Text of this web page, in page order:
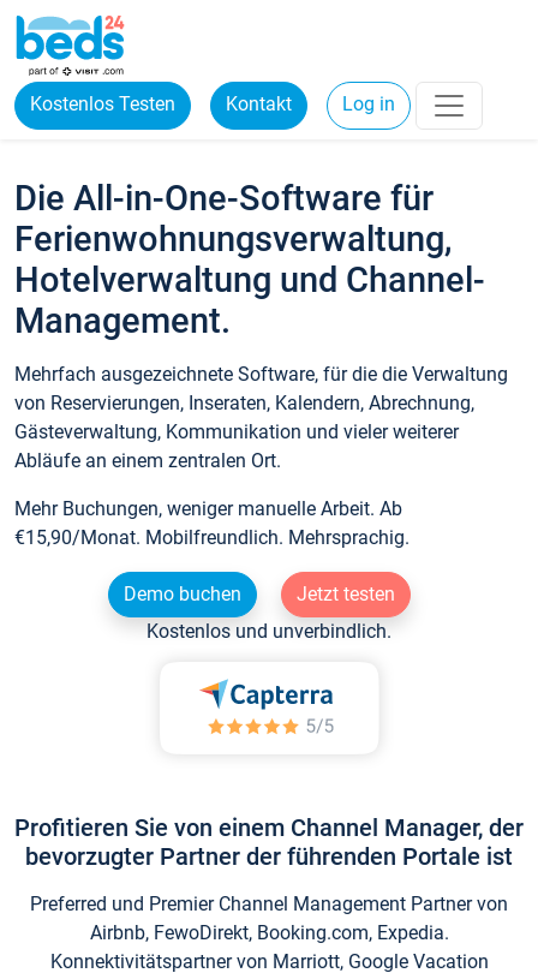
Kostenlos Testen Kontakt Log in
Die All-in-One-Software für
Ferienwohnungsverwaltung,
Hotelverwaltung und Channel-
Management.
Mehrfach ausgezeichnete Software, für die die Verwaltung
von Reservierungen, Inseraten, Kalendern, Abrechnung,
Gästeverwaltung, Kommunikation und vieler weiterer
Abläufe an einem zentralen Ort.
Mehr Buchungen, weniger manuelle Arbeit. Ab
€15,90/Monat. Mobilfreundlich. Mehrsprachig.
Demo buchen
Jetzt testen
Kostenlos und unverbindlich.
Profitieren Sie von einem Channel Manager, der
bevorzugter Partner der führenden Portale ist
Preferred und Premier Channel Management Partner von
Airbnb, FewoDirekt, Booking.com, Expedia.
Konnektivitätspartner von Marriott, Google Vacation